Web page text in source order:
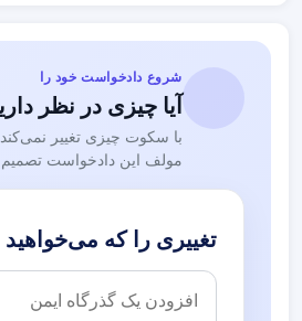
جناب آقای دکتر علی نوبخت
سرکار خانم دکتر معصومه
سرکار خانم فرح بابایی
شروع دادخواست خود را
آیا چیزی در نظر
با سکوت چیزی تغییر
مولف این دادخواست تصمیم
تغییری را که می‌خواهید